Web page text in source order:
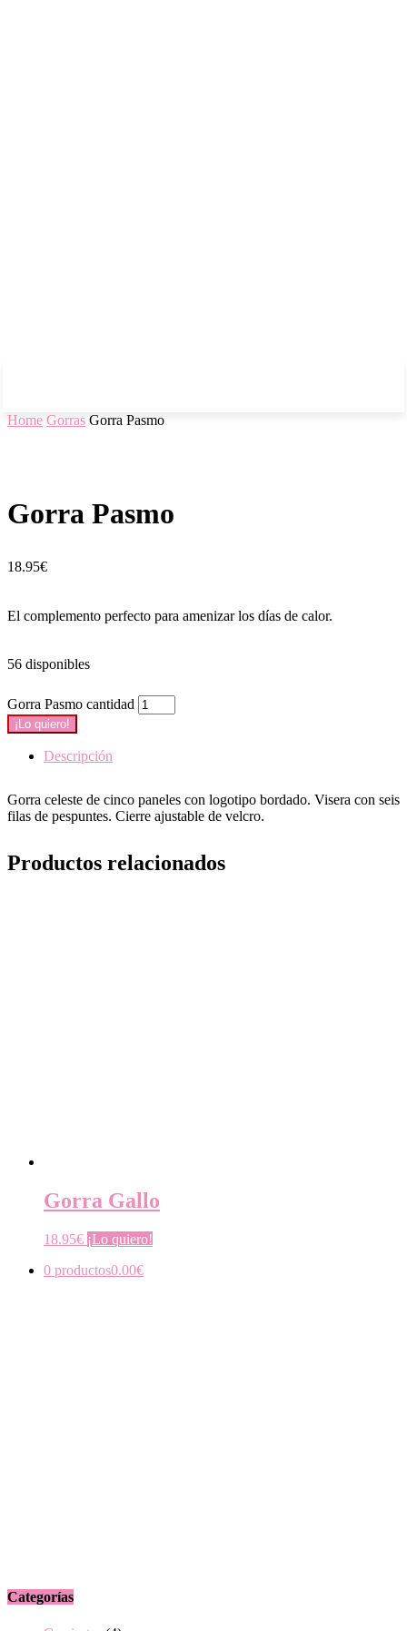
Home Gorras Gorra Pasmo
Gorra Pasmo
18.95€
El complemento perfecto para amenizar los días de calor.
56 disponibles
Gorra Pasmo cantidad
¡Lo quiero!
Descripción
Gorra celeste de cinco paneles con logotipo bordado. Visera con seis
filas de pespuntes. Cierre ajustable de velcro.
Productos relacionados
Gorra Gallo
18.95€ ¡Lo quiero!
0 productos0.00€
Categorías